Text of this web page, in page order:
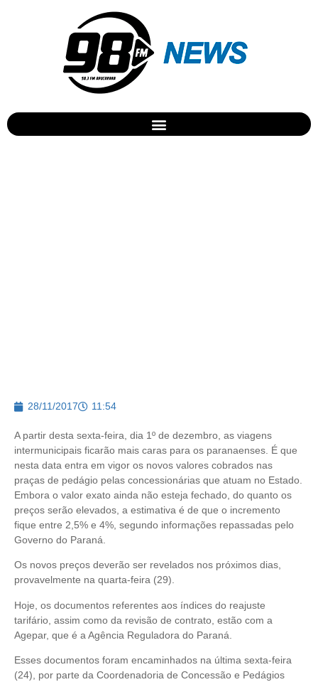
28/11/2017 11:54
A partir desta sexta-feira, dia 1º de dezembro, as viagens
intermunicipais ficarão mais caras para os paranaenses. É que
nesta data entra em vigor os novos valores cobrados nas
praças de pedágio pelas concessionárias que atuam no Estado.
Embora o valor exato ainda não esteja fechado, do quanto os
preços serão elevados, a estimativa é de que o incremento
fique entre 2,5% e 4%, segundo informações repassadas pelo
Governo do Paraná.
Os novos preços deverão ser revelados nos próximos dias,
provavelmente na quarta-feira (29).
Hoje, os documentos referentes aos índices do reajuste
tarifário, assim como da revisão de contrato, estão com a
Agepar, que é a Agência Reguladora do Paraná.
Esses documentos foram encaminhados na última sexta-feira
(24), por parte da Coordenadoria de Concessão e Pedágios